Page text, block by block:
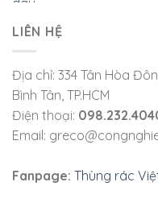
LIÊN HỆ
Địa chỉ: 334 Tân Hòa
Bình Tân, TP.HCM
Điện thoại:
Email:
Fanpage: Thùng rác